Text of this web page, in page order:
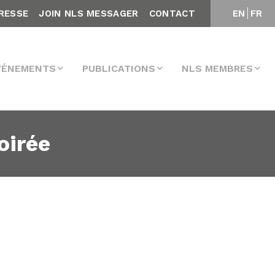
EN FR
JOIN NLS MESSAGER CONTACT
PUBLICATIONS NLS MEMBRES